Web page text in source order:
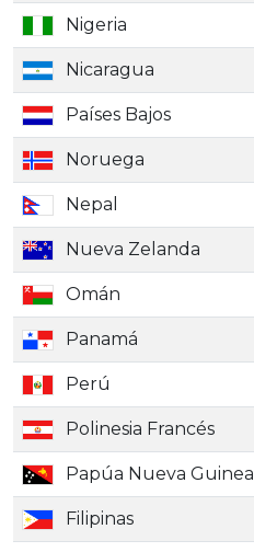
Nigeria
Nicaragua
Países Bajos
Noruega
Nepal
Nueva Zelanda
Omán
Panamá
Perú
Polinesia Francés
Papúa Nueva Guinea
Filipinas